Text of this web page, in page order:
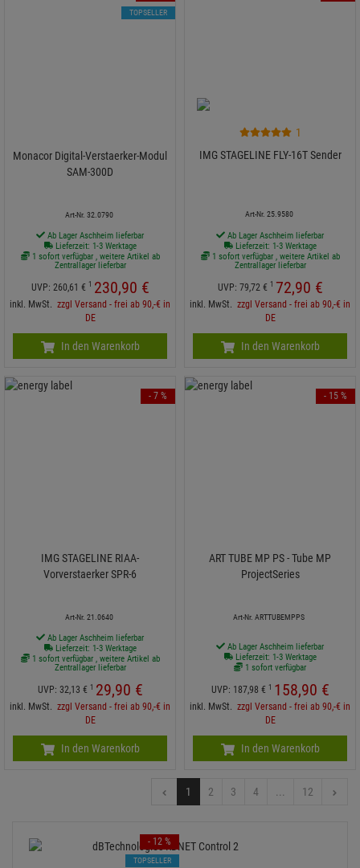
Monacor Digital-Verstaerker-Modul
SAM-300D
Art-Nr. 32.0790
Ab Lager Aschheim lieferbar
Lieferzeit: 1-3 Werktage
1 sofort verfügbar , weitere Artikel ab
Zentrallager lieferbar
UVP: 260,61 € 1 230,90 €
inkl. MwSt. zzgl Versand - frei ab 90,-€ in
DE
TOPSELLER
In den Warenkorb
1
IMG STAGELINE FLY-16T Sender
Art-Nr. 25.9580
Ab Lager Aschheim lieferbar
Lieferzeit: 1-3 Werktage
1 sofort verfügbar , weitere Artikel ab
Zentrallager lieferbar
UVP: 79,72 € 1 72,90 €
inkl. MwSt. zzgl Versand - frei ab 90,-€ in
DE
In den Warenkorb
IMG STAGELINE RIAA-
Vorverstaerker SPR-6
Art-Nr. 21.0640
Ab Lager Aschheim lieferbar
Lieferzeit: 1-3 Werktage
1 sofort verfügbar , weitere Artikel ab
Zentrallager lieferbar
UVP: 32,13 € 1 29,90 €
inkl. MwSt. zzgl Versand - frei ab 90,-€ in
DE
- 7 %
In den Warenkorb
ART TUBE MP PS - Tube MP
ProjectSeries
Art-Nr. ARTTUBEMPPS
Ab Lager Aschheim lieferbar
Lieferzeit: 1-3 Werktage
1 sofort verfügbar
UVP: 187,98 € 1 158,90 €
inkl. MwSt. zzgl Versand - frei ab 90,-€ in
DE
- 15 %
In den Warenkorb
1 2 3 4 12
- 12 %
TOPSELLER